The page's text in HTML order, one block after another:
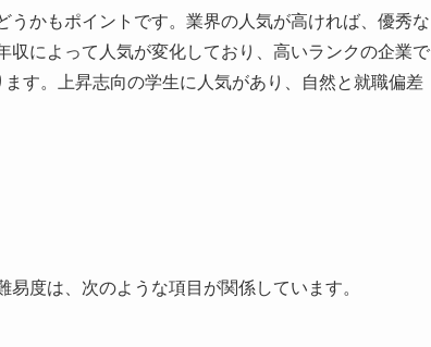
かもポイントです。業界の人気が高ければ、優秀な
によって人気が変化しており、高いランクの企業で
す。上昇志向の学生に人気があり、自然と就職偏差
度は、次のような項目が関係しています。